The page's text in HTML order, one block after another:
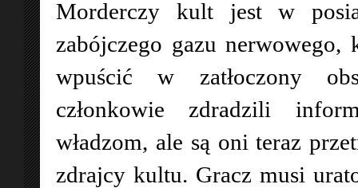
Morderczy kult jest w
zabójczego gazu nerwowego,
wpuścić w zatłoczony
członkowie zdradzili
władzom, ale są oni teraz
zdrajcy kultu. Gracz musi